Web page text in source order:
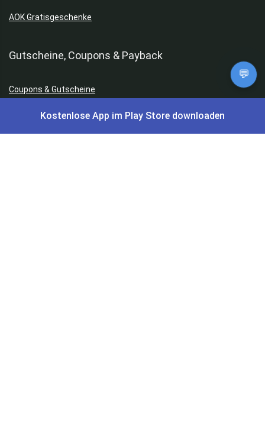
AOK Gratisgeschenke
Gutscheine, Coupons & Payback
Coupons & Gutscheine
DM Payback Coupons
💬
Kostenlose App im Play Store downloaden